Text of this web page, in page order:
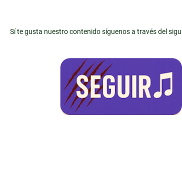
Sí te gusta nuestro contenido síguenos a través del